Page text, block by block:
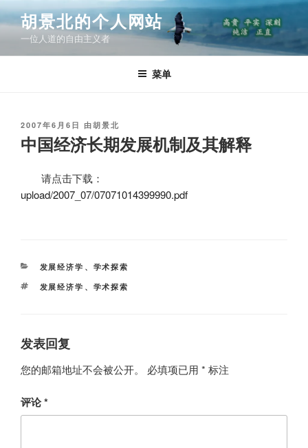
跳
至
容
胡景北的个人网站
一位人道的自由主义者
菜单
发
布
于
2007年6月6日 由胡景北
中国经济长期发展机制及其解释
请点击下载：
upload/2007_07/07071014399990.pdf
分
发展经济学 、 学术探索
标
发展经济学 、 学术探索
发表回复
您的邮箱地址不会被公开。 必填项已用 * 标注
评论*